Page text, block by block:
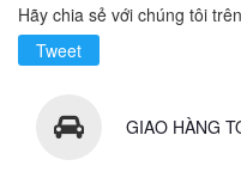
Hãy chia sẻ với chúng tôi
Tweet
GIAO HÀNG